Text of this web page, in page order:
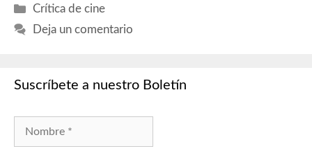
Categorías
Crítica de cine
Deja un comentario
Suscríbete a nuestro Boletín